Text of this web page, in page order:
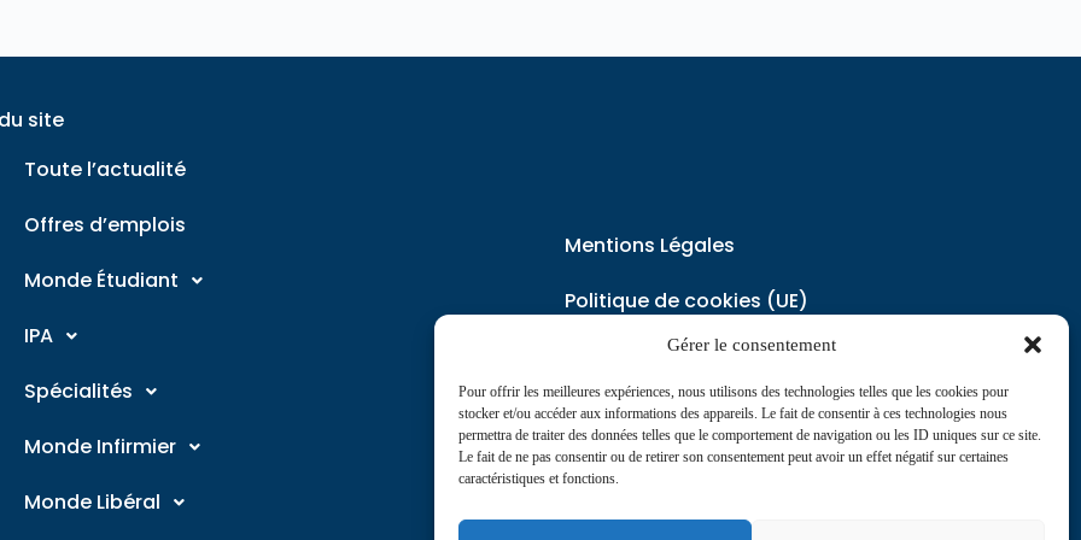
Gérer le consentement
Pour offrir les meilleures expériences, nous utilisons des technologies telles que les cookies pour
stocker et/ou accéder aux informations des appareils. Le fait de consentir à ces technologies nous
permettra de traiter des données telles que le comportement de navigation ou les ID uniques sur ce site.
Le fait de ne pas consentir ou de retirer son consentement peut avoir un effet négatif sur certaines
caractéristiques et fonctions.
site
Toute l’actualité
Offres d’emplois
Monde Étudiant
IPA
Spécialités
Monde Infirmier
Monde Libéral
Mentions Légales
Politique de cookies (UE)
Politique de Confidentialité
contact@journaldesinfirmiers.fr